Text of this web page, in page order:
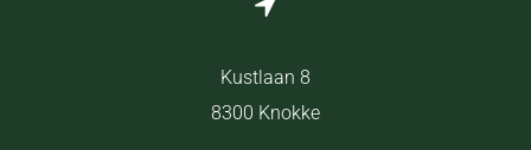
Kustlaan 8
8300 Knokke